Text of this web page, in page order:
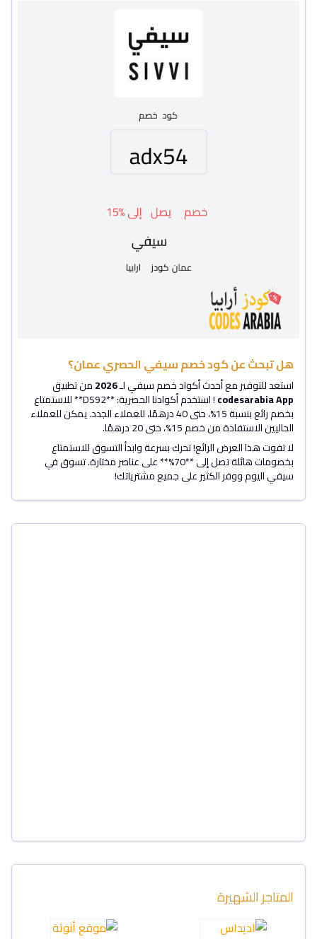
هل تبحث عن كود خصم سيفي الحصري عمان؟
استعد للتوفير مع أحدث أكواد خصم سيفي لـ2026من تطبيق
codesarabia App ! استخدم أكوادنا الحصرية: **DS92** للاستمتاع
بخصم رائع بنسبة 15%، حتى 40 درهمًا، للعملاء الجدد. يمكن للعملاء
الحاليين الاستفادة من خصم 15%، حتى 20 درهمًا.
لا تفوت هذا العرض الرائع! تحرك بسرعة وابدأ التسوق للاستمتاع
بخصومات هائلة تصل إلى **70%** على عناصر مختارة. تسوق في
سيفي اليوم ووفر الكثير على جميع مشترياتك!
المتاجر الشهيرة